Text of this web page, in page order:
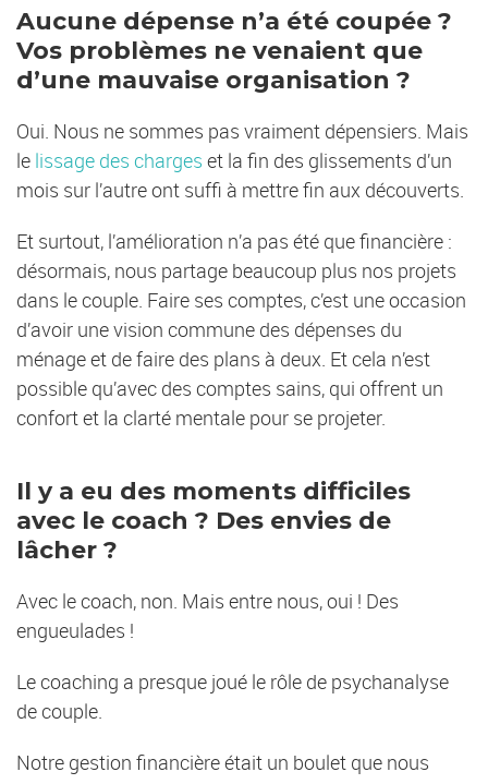
Aucune dépense n’a été coupée ?
Vos problèmes ne venaient que
d’une mauvaise organisation ?
Oui. Nous ne sommes pas vraiment dépensiers. Mais
le lissage des charges et la fin des glissements d’un
mois sur l’autre ont suffi à mettre fin aux découverts.
Et surtout, l’amélioration n’a pas été que financière :
désormais, nous partage beaucoup plus nos projets
dans le couple. Faire ses comptes, c’est une occasion
d’avoir une vision commune des dépenses du
ménage et de faire des plans à deux. Et cela n’est
possible qu’avec des comptes sains, qui offrent un
confort et la clarté mentale pour se projeter.
Il y a eu des moments difficiles
avec le coach ? Des envies de
lâcher ?
Avec le coach, non. Mais entre nous, oui ! Des
engueulades !
Le coaching a presque joué le rôle de psychanalyse
de couple.
Notre gestion financière était un boulet que nous